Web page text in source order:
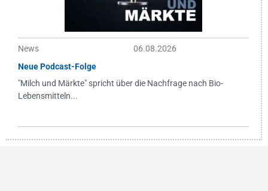
News
06.08.2026
Neue Podcast-Folge
"Milch und Märkte" spricht über die Nachfrage nach Bio-
Lebensmitteln...